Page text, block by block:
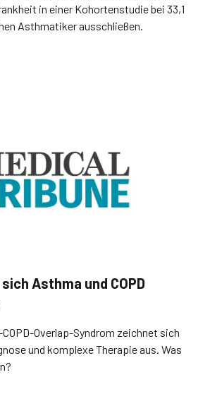
in einer Kohortenstudie bei 33,1
Asthmatiker ausschließen.
sich Asthma und COPD
COPD-Overlap-Syndrom zeichnet sich
und komplexe Therapie aus. Was